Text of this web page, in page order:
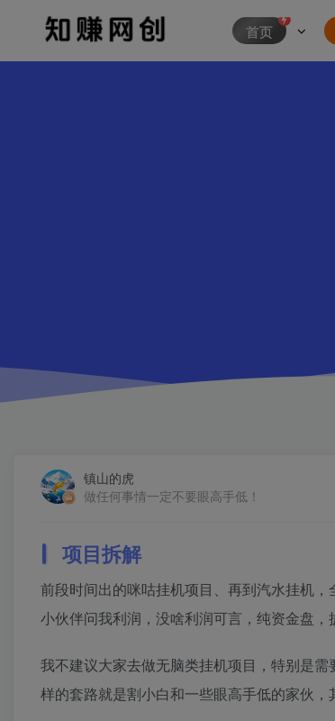
首页
镇山的虎
做任何事情一定不要眼高手低！
项目拆解
前段时间出的咪咕挂机项目、再到汽水挂机
小伙伴问我利润，没啥利润可言，纯资金盘，
我不建议大家去做无脑类挂机项目，特别是
样的套路就是割小白和一些眼高手低的家伙，